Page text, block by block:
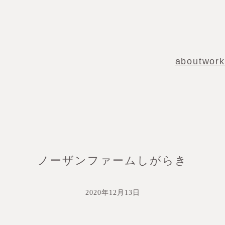
about
ノーザンファームしがらき
2020年12月13日